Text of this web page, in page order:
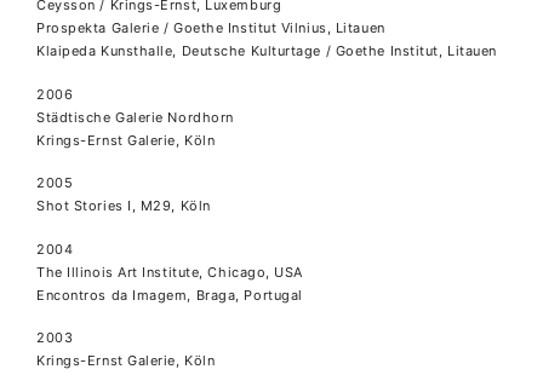
Ceysson / Krings-Ernst, Luxemburg
Prospekta Galerie / Goethe Institut Vilnius, Litauen
Klaipeda Kunsthalle, Deutsche Kulturtage / Goethe Institut, Litauen
2006
Städtische Galerie Nordhorn
Krings-Ernst Galerie, Köln
2005
Shot Stories I, M29, Köln
2004
The Illinois Art Institute, Chicago, USA
Encontros da Imagem, Braga, Portugal
2003
Krings-Ernst Galerie, Köln